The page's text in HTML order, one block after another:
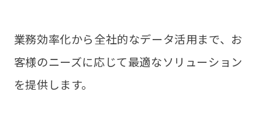
業務効率化から全社的なデータ活用まで、お
客様のニーズに応じて最適なソリューション
を提供します。